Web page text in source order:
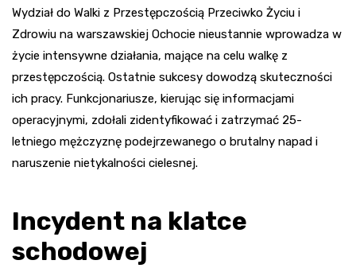
Wydział do Walki z Przestępczością Przeciwko Życiu i
Zdrowiu na warszawskiej Ochocie nieustannie wprowadza w
życie intensywne działania, mające na celu walkę z
przestępczością. Ostatnie sukcesy dowodzą skuteczności
ich pracy. Funkcjonariusze, kierując się informacjami
operacyjnymi, zdołali zidentyfikować i zatrzymać 25-
letniego mężczyznę podejrzewanego o brutalny napad i
naruszenie nietykalności cielesnej.
Incydent na klatce
schodowej